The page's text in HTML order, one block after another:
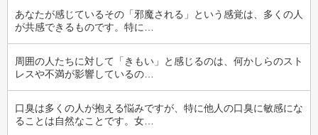
あなたが感じているその「邪魔される」という感覚は、多くの人
が共感できるものです。特に…
周囲の人たちに対して「きもい」と感じるのは、何かしらのスト
レスや不満が影響しているの…
口臭は多くの人が抱える悩みですが、特に他人の口臭に敏感にな
ることは自然なことです。女…